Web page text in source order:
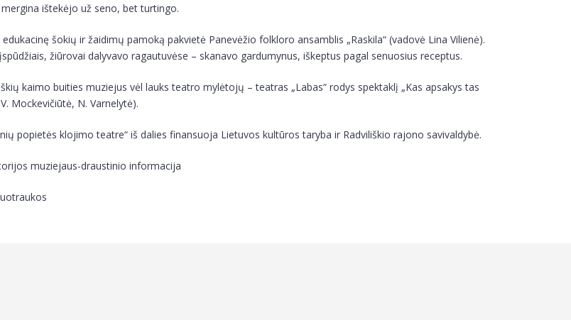
ištekėjo už seno, bet turtingo.
šokių ir žaidimų pamoką pakvietė Panevėžio folkloro ansamblis „Raskila“ (vadovė Lina Vilienė).
žiūrovai dalyvavo ragautuvėse – skanavo gardumynus, iškeptus pagal senuosius receptus.
kaimo buities muziejus vėl lauks teatro mylėtojų – teatras „Labas“ rodys spektaklį „Kas apsakys tas
Mockevičiūtė, N. Varnelytė).
popietės klojimo teatre“ iš dalies finansuoja Lietuvos kultūros taryba ir Radviliškio rajono savivaldybė.
muziejaus-draustinio informacija